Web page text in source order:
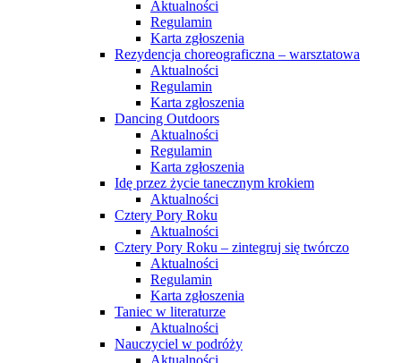
Aktualności
Regulamin
Karta zgłoszenia
Rezydencja choreograficzna – warsztatowa
Aktualności
Regulamin
Karta zgłoszenia
Dancing Outdoors
Aktualności
Regulamin
Karta zgłoszenia
Idę przez życie tanecznym krokiem
Aktualności
Cztery Pory Roku
Aktualności
Cztery Pory Roku – zintegruj się twórczo
Aktualności
Regulamin
Karta zgłoszenia
Taniec w literaturze
Aktualności
Nauczyciel w podróży
Aktualności